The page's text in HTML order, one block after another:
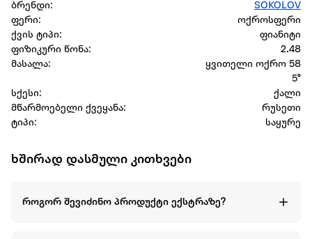
ბრენდი:
SOKOLOV
ფერი:
ოქროსფერი
ქვის ტიპი:
ფიანიტი
ფიზიკური წონა:
2.48
მასალა:
ყვითელი ოქრო 58
5°
სქესი:
ქალი
მწარმოებელი ქვეყანა:
რუსეთი
ტიპი:
საყურე
ხშირად დასმული კითხვები
როგორ შევიძინო პროდუქტი ექსტრაზე?